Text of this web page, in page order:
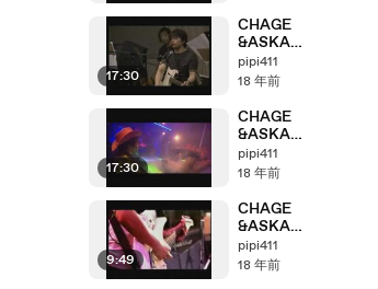
17:30
CHAGE
&ASKA
Anthology
「2002＞2003」
pipi411
18 年前
17:30
CHAGE
&ASKA
Anthology
「2001＞2002」
pipi411
18 年前
9:49
CHAGE
&ASKA
Anthology
「2000＞2001」
pipi411
18 年前